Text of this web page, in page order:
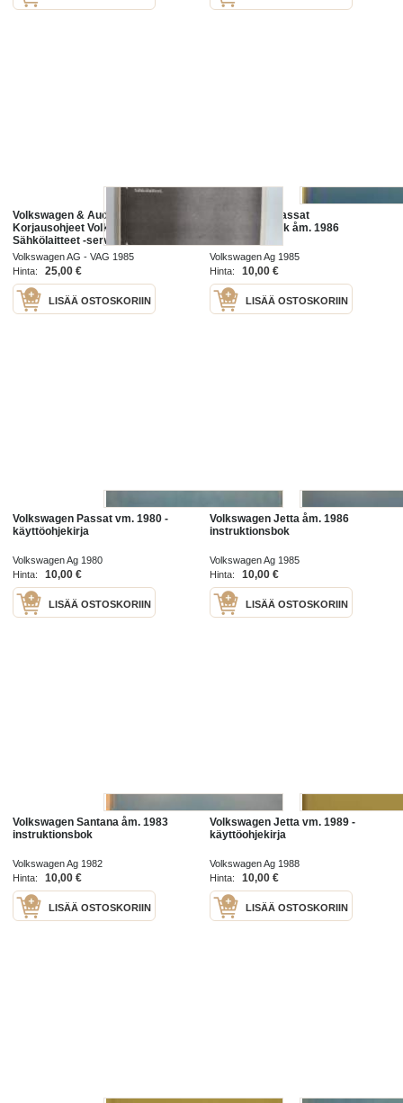
Volkswagen & Audi Service -
Korjausohjeet Volkswagen Passat
Sähkölaitteet -service booklet
Volkswagen AG - VAG 1985
Hinta:
25,00 €
LISÄÄ OSTOSKORIIN
Volkswagen Passat
instruktionsbok åm. 1986
Volkswagen Ag 1985
Hinta:
10,00 €
LISÄÄ OSTOSKORIIN
Volkswagen Passat vm. 1980 -
käyttöohjekirja
Volkswagen Ag 1980
Hinta:
10,00 €
LISÄÄ OSTOSKORIIN
Volkswagen Jetta åm. 1986
instruktionsbok
Volkswagen Ag 1985
Hinta:
10,00 €
LISÄÄ OSTOSKORIIN
Volkswagen Santana åm. 1983
instruktionsbok
Volkswagen Ag 1982
Hinta:
10,00 €
LISÄÄ OSTOSKORIIN
Volkswagen Jetta vm. 1989 -
käyttöohjekirja
Volkswagen Ag 1988
Hinta:
10,00 €
LISÄÄ OSTOSKORIIN